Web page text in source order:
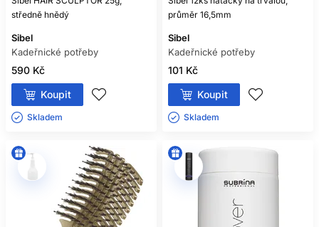
středně hnědý
Sibel
Kadeřnické potřeby
590 Kč
Koupit
Skladem ㅤ
průměr 16,5mm
Sibel
Kadeřnické potřeby
101 Kč
Koupit
Skladem ㅤ